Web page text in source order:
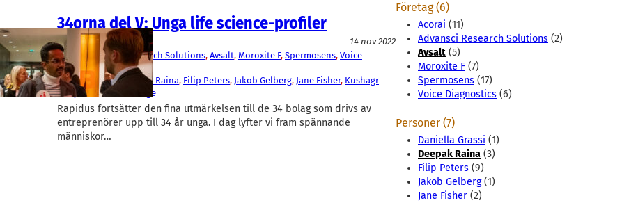
34orna del V: Unga life science-profiler
Media
14 nov 2022
Acorai
, Advansci Research Solutions, Avsalt, Moroxite F, Spermosens, Voice
Diagnostics
Daniella Grassi, Deepak Raina, Filip Peters, Jakob Gelberg, Jane Fisher, Kushagr
Punyani
Louise Wrange
Rapidus fortsätter den fina utmärkelsen till de 34 bolag som drivs av
entreprenörer upp till 34 år unga. I dag lyfter vi fram spännande
människor…
Företag (6)
Acorai (11)
Advansci Research Solutions (2)
Avsalt (5)
Moroxite F (7)
Spermosens (17)
Voice Diagnostics (6)
Personer (7)
Daniella Grassi (1)
Deepak Raina (3)
Filip Peters (9)
Jakob Gelberg(1)
Jane Fisher (2)